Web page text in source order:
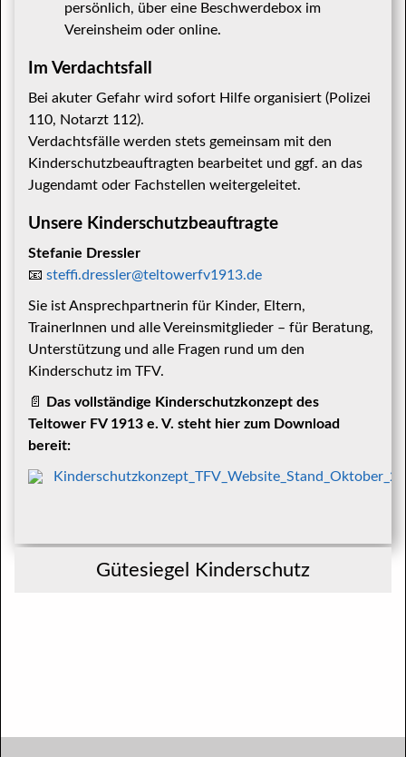
persönlich, über eine Beschwerdebox im
Vereinsheim oder online.
Im Verdachtsfall
Bei akuter Gefahr wird sofort Hilfe organisiert (Polizei
110, Notarzt 112).
Verdachtsfälle werden stets gemeinsam mit den
Kinderschutzbeauftragten bearbeitet und ggf. an das
Jugendamt oder Fachstellen weitergeleitet.
Unsere Kinderschutzbeauftragte
Stefanie Dressler
📧 steffi.dressler@teltowerfv1913.de
Sie ist Ansprechpartnerin für Kinder, Eltern,
TrainerInnen und alle Vereinsmitglieder – für Beratung,
Unterstützung und alle Fragen rund um den
Kinderschutz im TFV.
📄
Das vollständige Kinderschutzkonzept des
Teltower FV 1913 e. V. steht hier zum Download
bereit:
Gütesiegel Kinderschutz